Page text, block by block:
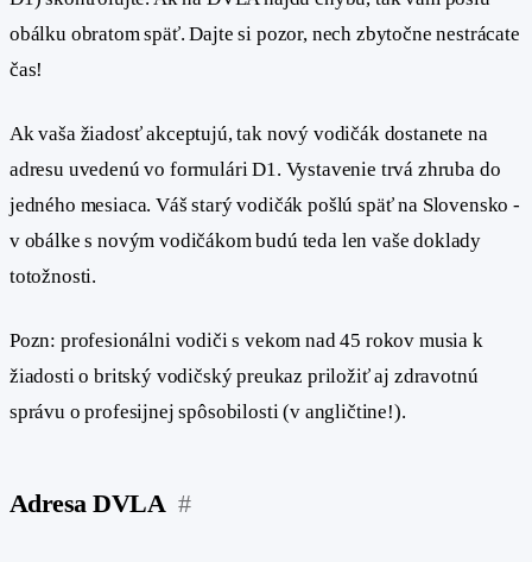
obálku obratom späť. Dajte si pozor, nech zbytočne nestrácate
čas!
Ak vaša žiadosť akceptujú, tak nový vodičák dostanete na
adresu uvedenú vo formulári D1. Vystavenie trvá zhruba do
jedného mesiaca. Váš starý vodičák pošlú späť na Slovensko -
v obálke s novým vodičákom budú teda len vaše doklady
totožnosti.
Pozn: profesionálni vodiči s vekom nad 45 rokov musia k
žiadosti o britský vodičský preukaz priložiť aj zdravotnú
správu o profesijnej spôsobilosti (v angličtine!).
Adresa DVLA #